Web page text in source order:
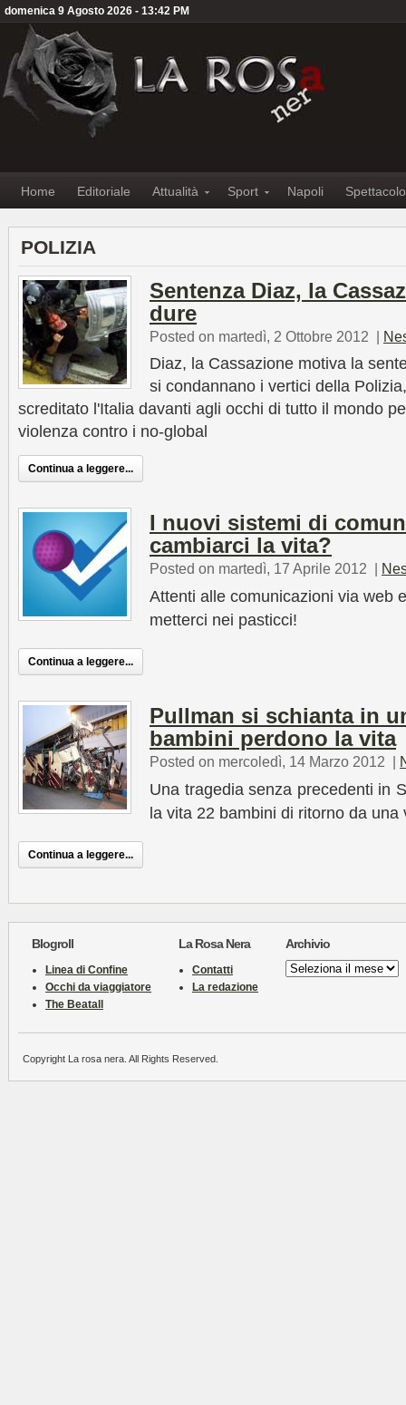
domenica 9 Agosto 2026 - 13:42 PM
Home Editoriale Attualità Sport Napoli Spettacolo
POLIZIA
Sentenza Diaz, la
dure
Posted on martedì, 2 Ottobre 2012 |
Diaz, la Cassazione motiva la
si condannano i vertici della
screditato l'Italia davanti agli occhi di tutto il mondo
violenza contro i no-global
Continua a leggere...
I nuovi sistemi di
cambiarci la vita?
Posted on martedì, 17 Aprile 2012 |
Attenti alle comunicazioni via web
metterci nei pasticci!
Continua a leggere...
Pullman si schianta in
bambini perdono la vita
Posted on mercoledì, 14 Marzo 2012 |
Una tragedia senza precedenti in
la vita 22 bambini di ritorno da una
Continua a leggere...
Blogroll
Linea di Confine
Occhi da viaggiatore
The Beatall
La Rosa Nera
Contatti
La redazione
Archivio
Archivio
Copyright La rosa nera. All Rights Reserved.